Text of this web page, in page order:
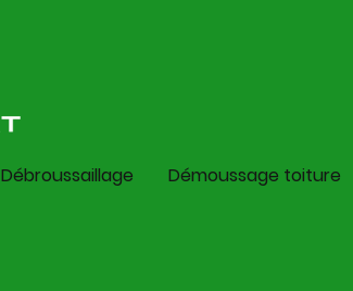
Débroussaillage Démoussage toiture